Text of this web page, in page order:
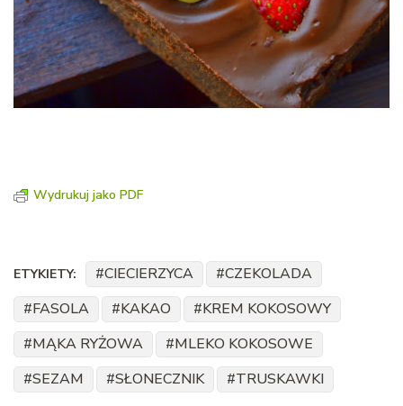
Wydrukuj jako PDF
ETYKIETY: CIECIERZYCA
CZEKOLADA
FASOLA
KAKAO
KREM KOKOSOWY
MĄKA RYŻOWA
MLEKO KOKOSOWE
SEZAM
SŁONECZNIK TRUSKAWKI